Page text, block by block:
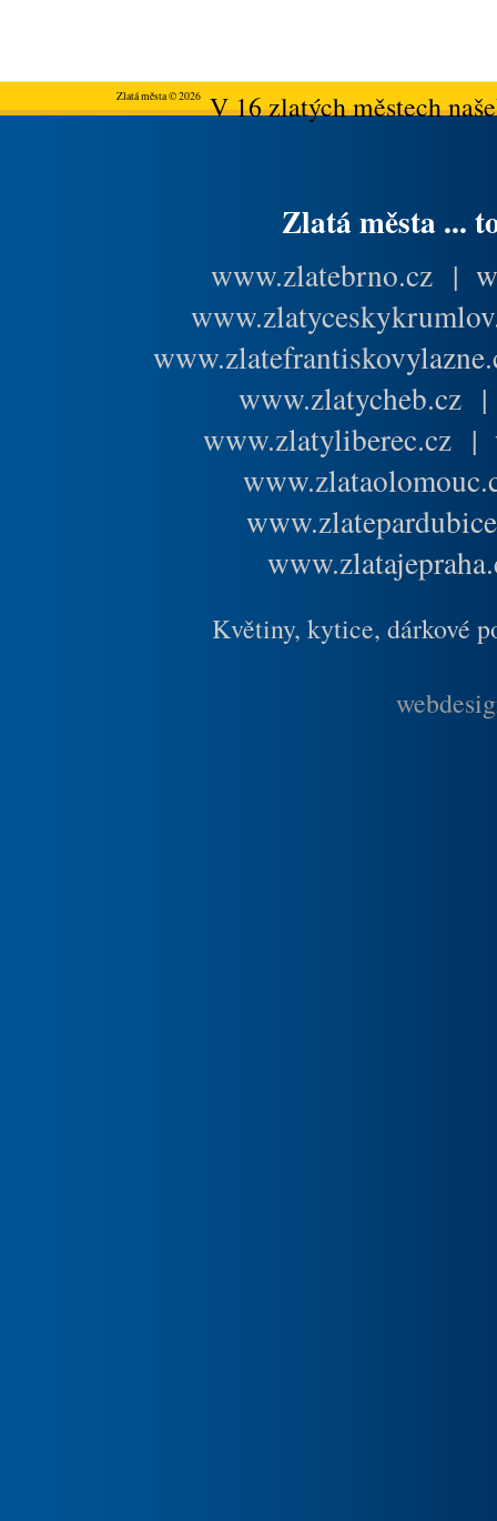
Zlatá města © 2026V 16 zlatých městech
Zlatá města ...
www.zlatebrno.cz |
www.zlatycheb.cz
www.zlatyliberec.cz |
Květiny, kytice, dárkové